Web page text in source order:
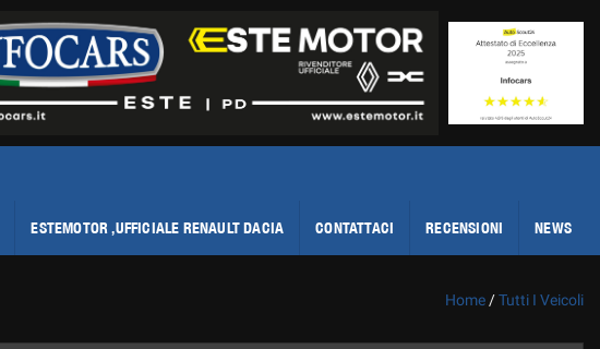
ESTEMOTOR ,UFFICIALE RENAULT DACIA CONTATTACI RECENSIONI NEWS
Home /Tutti I Veicoli